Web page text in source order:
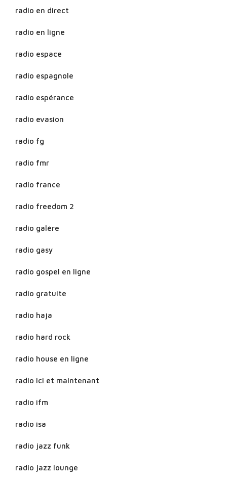
radio en direct
radio en ligne
radio espace
radio espagnole
radio espérance
radio evasion
radio fg
radio fmr
radio france
radio freedom 2
radio galère
radio gasy
radio gospel en ligne
radio gratuite
radio haja
radio hard rock
radio house en ligne
radio ici et maintenant
radio ifm
radio isa
radio jazz funk
radio jazz lounge